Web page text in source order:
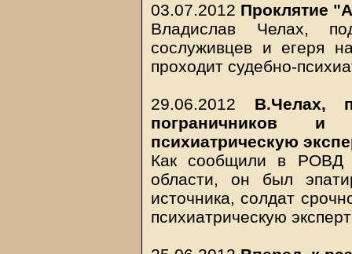
03.07.2012 Проклятие
Владислав Челах,
сослуживцев и егеря
проходит судебно-
29.06.2012 В.Челах,
пограничников и
психиатрическую
Как сообщили в РОВД
области, он был
источника, солдат
психиатрическую